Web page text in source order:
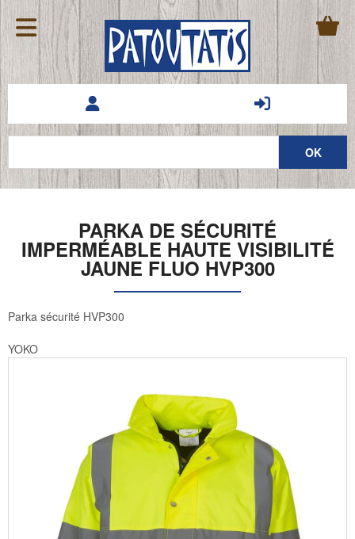
PARKA DE SÉCURITÉ
IMPERMÉABLE HAUTE VISIBILITÉ
JAUNE FLUO HVP300
Parka sécurité HVP300
YOKO